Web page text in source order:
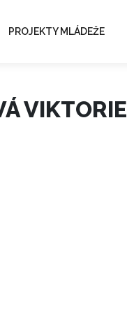
PROJEKTY MLÁDEŽE
VIKTORIE